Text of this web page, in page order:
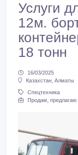
Услуги
12м.
18 тонн
16/03/2025
Казахстан, Алматы
Спецтехника
Продам, предлагаю